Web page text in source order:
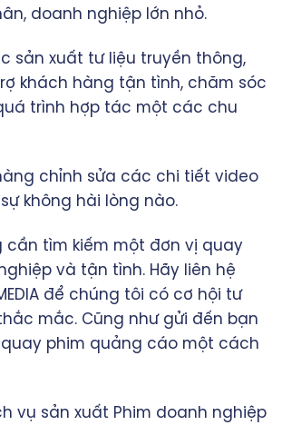
doanh nghiệp lớn nhỏ.
sản xuất tư liệu truyền thông,
khách hàng tận tình, chăm sóc
trình hợp tác một các chu
chỉnh sửa các chi tiết video
không hài lòng nào.
cần tìm kiếm một đơn vị quay
và tận tình. Hãy liên hệ
để chúng tôi có cơ hội tư
mắc. Cũng như gửi đến bạn
phim quảng cáo một cách
vụ sản xuất Phim doanh nghiệp